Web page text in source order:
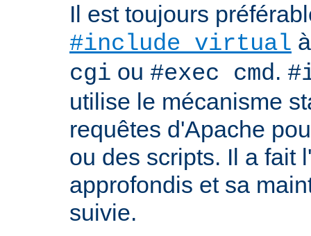
Il est toujours
#include virtual
cgi ou #exec cmd.
utilise le mécanisme
requêtes d'Apache
ou des scripts. Il a fait
approfondis et sa
suivie.